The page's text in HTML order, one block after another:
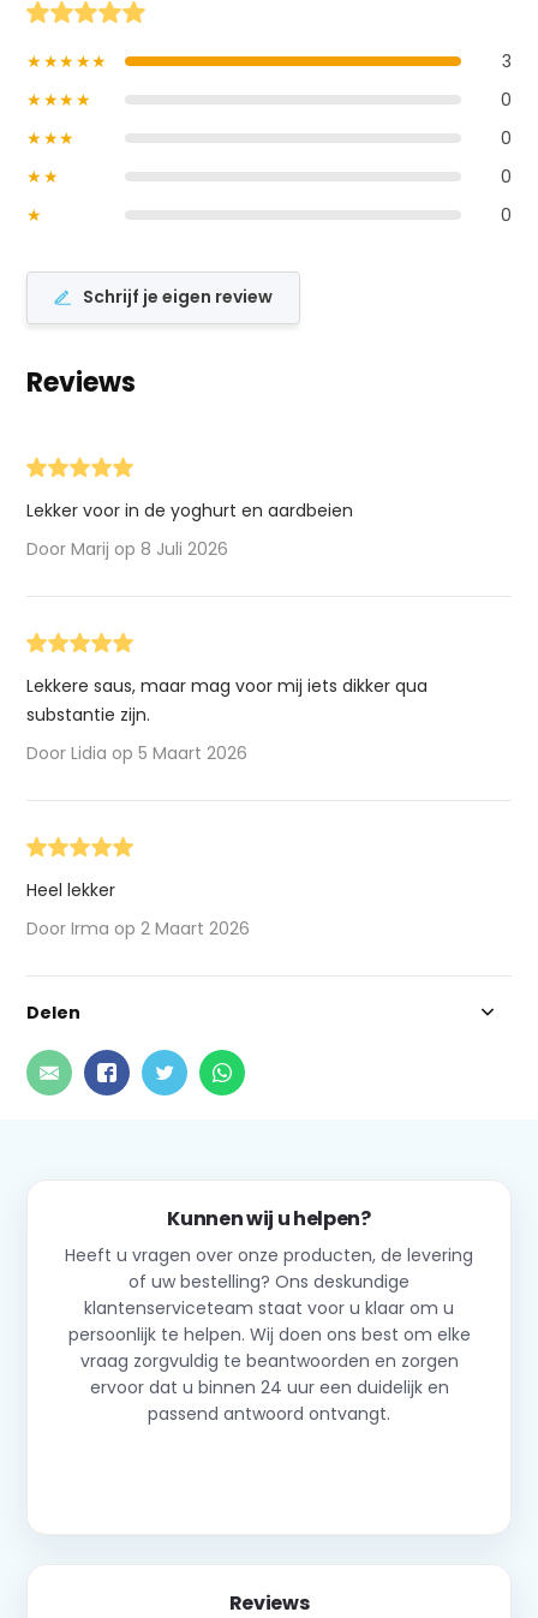
★★★★★
3
★★★★
0
★★★
0
★★
0
★
0
Schrijf je eigen review
Reviews
Lekker voor in de yoghurt en aardbeien
Door Marij op 8 Juli 2026
Lekkere saus, maar mag voor mij iets dikker qua
substantie zijn.
Door Lidia op 5 Maart 2026
Heel lekker
Door Irma op 2 Maart 2026
Delen
Kunnen wij u helpen?
Heeft u vragen over onze producten, de levering
of uw bestelling? Ons deskundige
klantenserviceteam staat voor u klaar om u
persoonlijk te helpen. Wij doen ons best om elke
vraag zorgvuldig te beantwoorden en zorgen
ervoor dat u binnen 24 uur een duidelijk en
passend antwoord ontvangt.
Reviews